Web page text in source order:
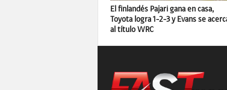
El finlandés Pajari gana en casa,
Toyota logra 1-2-3 y Evans se
al título WRC